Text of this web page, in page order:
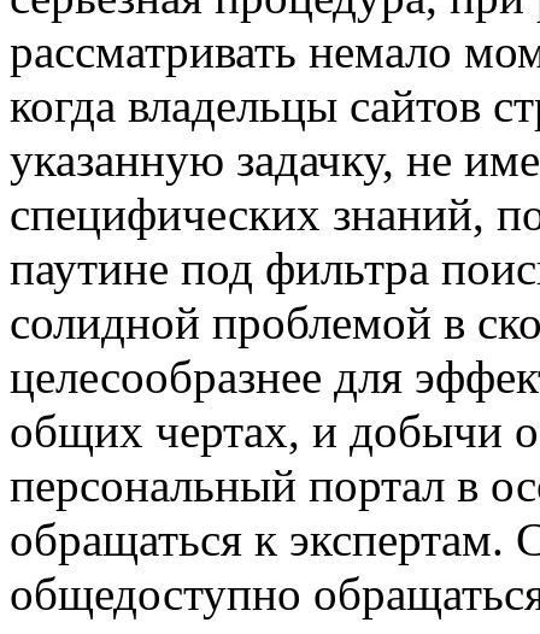
рассматривать немало
когда владельцы сайтов
указанную задачку, не
специфических знаний,
паутине под фильтра
солидной проблемой в
целесообразнее для
общих чертах, и добычи
персональный портал в
обращаться к
общедоступно